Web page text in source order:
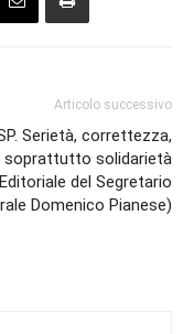
Articolo successivo
Serietà, correttezza,
soprattutto solidarietà
del Segretario
Domenico Pianese)